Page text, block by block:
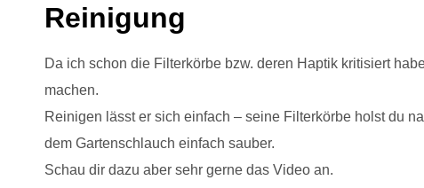
Reinigung
Da ich schon die Filterkörbe bzw. deren Haptik kritisiert
machen.
Reinigen lässt er sich einfach – seine Filterkörbe holst du
dem Gartenschlauch einfach sauber.
Schau dir dazu aber sehr gerne das Video an.